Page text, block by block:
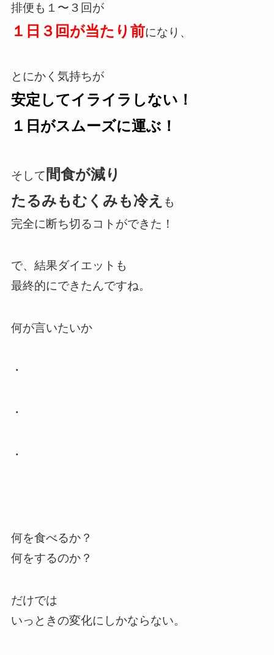
排便も１〜３回が
１日３回が当たり前になり、
とにかく 気持ちが
安定してイライラしない！
１日がスムーズに運ぶ！
そして 間食が減り
たるみもむくみも冷え も
完全に断ち切るコトができた！
で、結果ダイエットも
最終的にできたんですね。
何が言いたいか
・
・
・
何を食べるか？
何をするのか？
だけでは
いっときの変化にしかならない。